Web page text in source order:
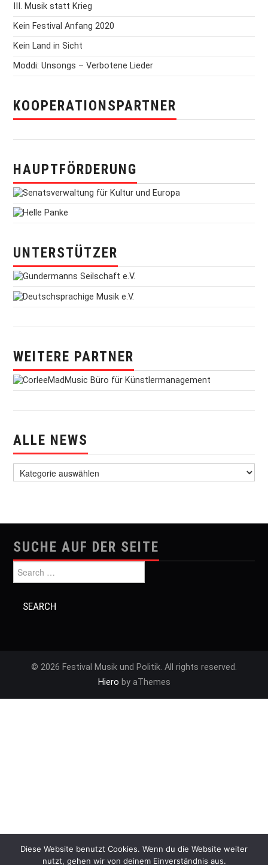
III. Musik statt Krieg
Kein Festival Anfang 2020
Kein Land in Sicht
Moddi: Unsongs – Verbotene Lieder
KOOPERATIONSPARTNER
HAUPTFÖRDERUNG
UNTERSTÜTZER
WEITERE PARTNER
ALLE NEWS
SUCHE AUF DER SEITE
Search for:
© 2026 Festival Musik und Politik. All rights reserved.
Hiero by aThemes
Diese Website benutzt Cookies. Wenn du die Website weiter
nutzt, gehen wir von deinem Einverständnis aus.